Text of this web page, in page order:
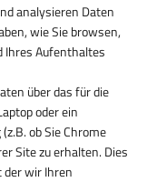
analysieren Daten
wie Sie browsen,
Ihres Aufenthaltes
über das für die
oder ein
ob Sie Chrome
Site zu erhalten. Dies
wir Ihren